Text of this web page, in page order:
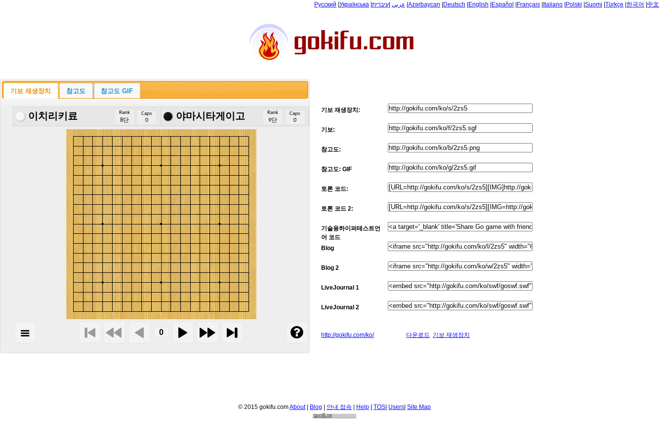
Русский Українська عربي עיברית Azərbaycan Deutsch English Español Français Italiano Polski Suomi Türkçe 한국어 中文
기보 재생장치:
기보:
참고도:
참고도: GIF
토론 코드:
토론 코드 2:
기술용하이퍼테스트언
어 코드
Blog
Blog 2
LiveJournal 1
LiveJournal 2
http://gokifu.com/ko/ 다운로드 기보 재생장치
기보 재생장치 참고도 참고도 GIF
이치리키료 Rank
8단
Caps
0 야마시타게이고 Rank
9단
Caps
0
© 2015 gokifu.comAbout| Blog 안내 접속 Help TOS Users Site Map